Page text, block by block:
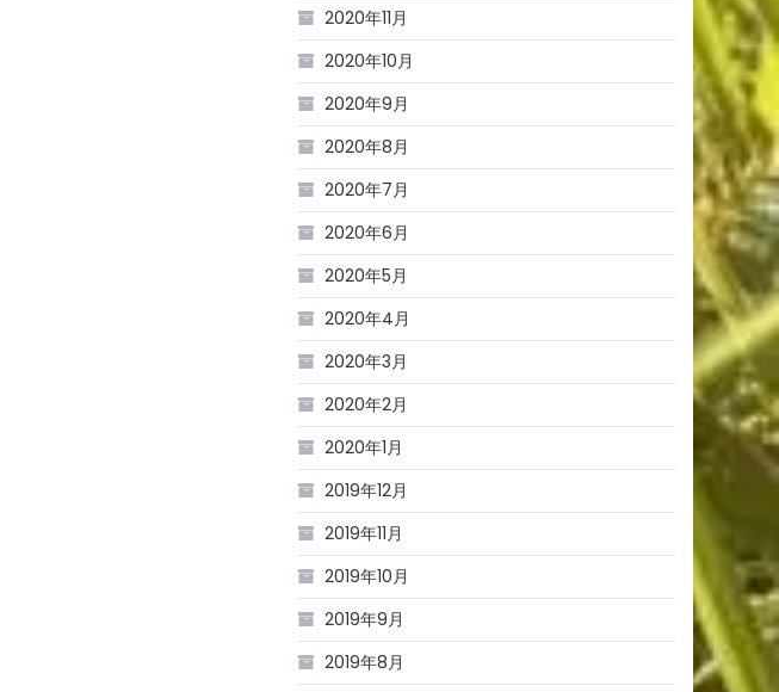
2020年11月
2020年10月
2020年9月
2020年8月
2020年7月
2020年6月
2020年5月
2020年4月
2020年3月
2020年2月
2020年1月
2019年12月
2019年11月
2019年10月
2019年9月
2019年8月